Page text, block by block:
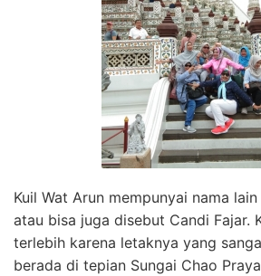
Kuil Wat Arun mempunyai nama
atau bisa juga disebut Candi Fajar.
terlebih karena letaknya yang
berada di tepian Sungai Chao